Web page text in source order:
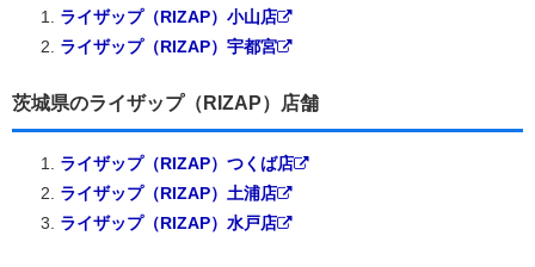
ライザップ（RIZAP）小山店
ライザップ（RIZAP）宇都宮
茨城県のライザップ（RIZAP）店舗
ライザップ（RIZAP）つくば店
ライザップ（RIZAP）土浦店
ライザップ（RIZAP）水戸店